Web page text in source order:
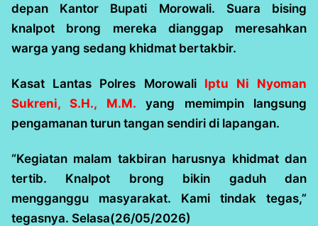
depan Kantor Bupati Morowali. Suara bising
knalpot brong mereka dianggap meresahkan
warga yang sedang khidmat bertakbir.
Kasat Lantas Polres Morowali Iptu Ni Nyoman
Sukreni, S.H., M.M. yang memimpin langsung
pengamanan turun tangan sendiri di lapangan.
“Kegiatan malam takbiran harusnya khidmat dan
tertib. Knalpot brong bikin gaduh dan
mengganggu masyarakat. Kami tindak tegas,”
tegasnya. Selasa(26/05/2026)